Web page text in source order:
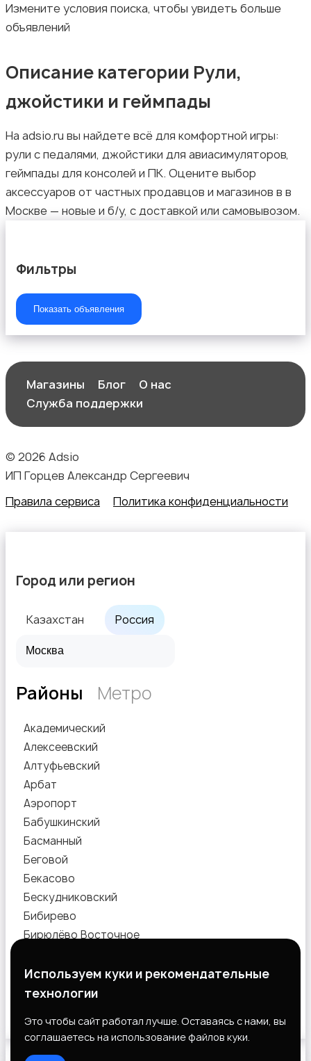
Рули, джойстики, геймпады1
Комплектующие и запчасти
Аксессуары
Измените условия поиска, чтобы увидеть больше
объявлений
Описание категории Рули,
джойстики и геймпады
На adsio.ru вы найдете всё для комфортной игры:
рули с педалями, джойстики для авиасимуляторов,
геймпады для консолей и ПК. Оцените выбор
аксессуаров от частных продавцов и магазинов в в
Москве — новые и б/у, с доставкой или самовывозом.
Фильтры
Показать объявления
Магазины Блог
О нас
Служба поддержки
© 2026 Adsio
ИП Горцев Александр Сергеевич
Правила сервиса
Политика конфиденциальности
Используем куки и рекомендательные
технологии
Это чтобы сайт работал лучше. Оставаясь с нами, вы
соглашаетесь на использование файлов куки.
Город или регион
Казахстан Россия
Районы Метро
Академический
Алексеевский
Алтуфьевский
Арбат
Аэропорт
Бабушкинский
Басманный
Беговой
Бекасово
Бескудниковский
Бибирево
Бирюлёво Восточное
Богородское
Братеево
Вешняки